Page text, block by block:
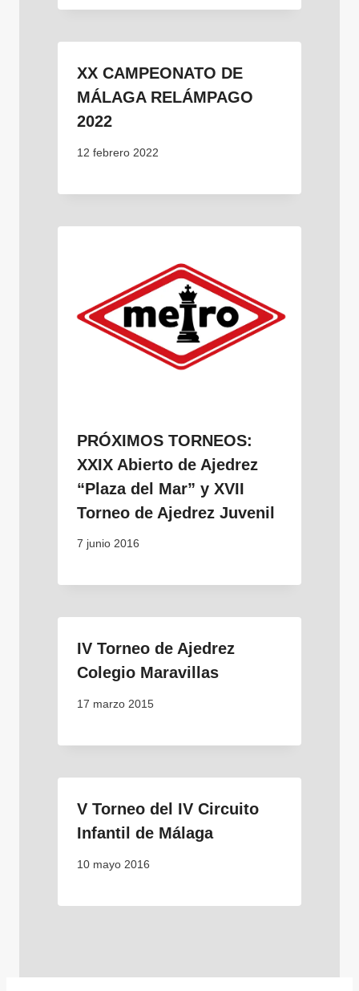
XX CAMPEONATO DE
MÁLAGA RELÁMPAGO
2022
12 febrero 2022
PRÓXIMOS TORNEOS:
XXIX Abierto de Ajedrez
“Plaza del Mar” y XVII
Torneo de Ajedrez Juvenil
7 junio 2016
IV Torneo de Ajedrez
Colegio Maravillas
17 marzo 2015
V Torneo del IV Circuito
Infantil de Málaga
10 mayo 2016